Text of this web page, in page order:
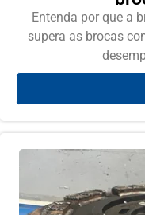
Entenda por que a
supera as brocas